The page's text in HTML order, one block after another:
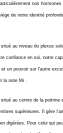
nos
de notre identité
au niveau du plexus
confiance en soi, notre
un pouvoir sur l'autre
la note Mi .
au centre de la poitrine
supérieures. Il gère
digérées. Pour celui qui